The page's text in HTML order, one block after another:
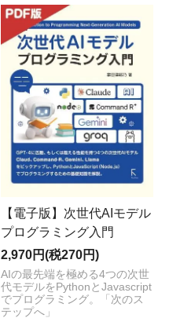
【電子版】次世代AIモデル
プログラミング入門
2,970円(税270円)
AIの最先端を極める4つの次世
代モデルをPythonとJavascript
でプログラミング。「次のス
テップへ」